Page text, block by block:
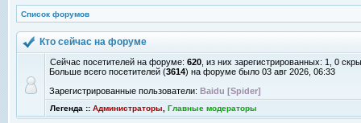
Список форумов
Кто сейчас на форуме
Сейчас посетителей на форуме: 620 , из них зарегистрированных: 1, 0
Больше всего посетителей (3614) на форуме было 03 авг 2026, 06:33
Зарегистрированные пользователи: Baidu [Spider]
Легенда :: Администраторы Главные модераторы